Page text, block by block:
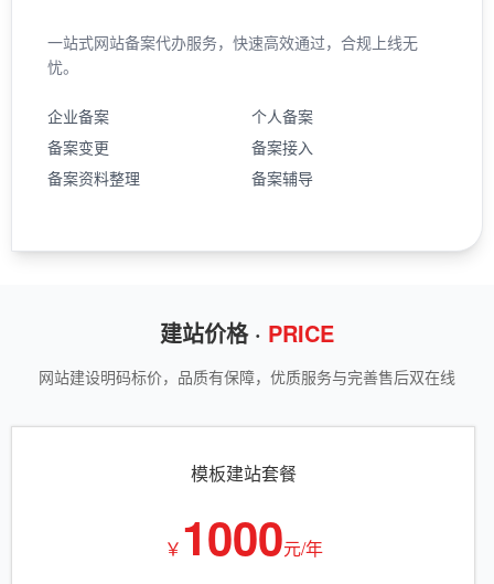
一站式网站备案代办服务，快速高效通过，合规上线无
忧。
企业备案
个人备案
备案变更
备案接入
备案资料整理
备案辅导
建站价格 · PRICE
网站建设明码标价，品质有保障，优质服务与完善售后双在线
模板建站套餐
￥ 1000元/年